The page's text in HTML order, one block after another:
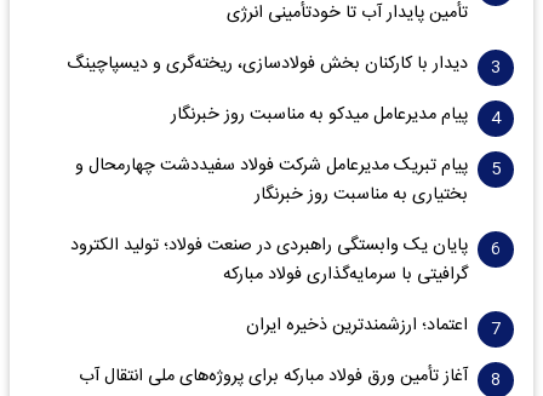
تأمین پایدار آب تا خودتأمینی انرژی
دیدار با کارکنان بخش فولادسازی، ریخته‌گری و دیسپاچینگ
پیام مدیرعامل میدکو به مناسبت روز خبرنگار
پیام تبریک مدیرعامل شرکت فولاد سفیددشت چهارمحال و
بختیاری به مناسبت روز خبرنگار
پایان یک وابستگی راهبردی در صنعت فولاد؛ تولید الکترود
گرافیتی با سرمایه‌گذاری فولاد مبارکه
اعتماد؛ ارزشمندترین ذخیره ایران
آغاز تأمین ورق فولاد مبارکه برای پروژه‌های ملی انتقال آب